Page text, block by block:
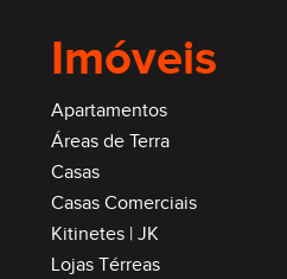
Imóveis
Apartamentos
Áreas de Terra
Casas
Casas Comerciais
Kitinetes | JK
Lojas Térreas